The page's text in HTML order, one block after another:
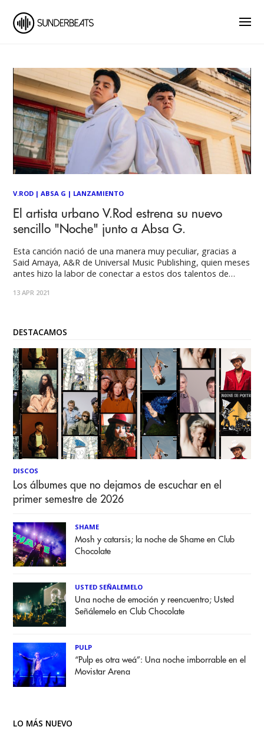
V.ROD |ABSA G | LANZAMIENTO
El artista urbano V.Rod estrena su nuevo
sencillo "Noche" junto a Absa G.
Esta canción nació de una manera muy peculiar, gracias a
Said Amaya, A&R de Universal Music Publishing, quien meses
antes hizo la labor de conectar a estos dos talentos de
de GDL, siendo de manera remota
13 APR 2021
DESTACAMOS
DISCOS
Los álbumes que no dejamos de escuchar en el
primer semestre de 2026
SHAME
Mosh y catarsis; la noche de Shame en Club
Chocolate
USTED SEÑALEMELO
Una noche de emoción y reencuentro; Usted
Señálemelo en Club Chocolate
PULP
“Pulp es otra weá”: Una noche imborrable en el
Movistar Arena
LO MÁS NUEVO